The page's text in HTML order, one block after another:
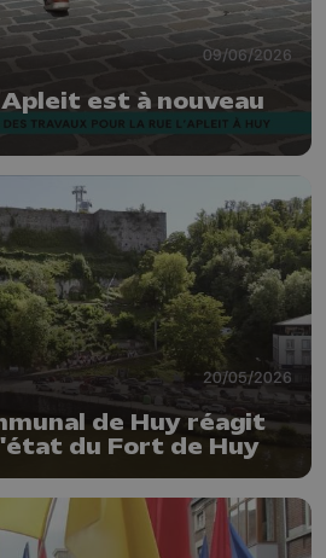
09/06/2026
est à nouveau
20/05/2026
de Huy réagit
du Fort de Huy